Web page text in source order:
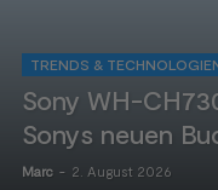
TRENDS &
Sony WH-
Sonys neuen
Marc - 2. August 2026